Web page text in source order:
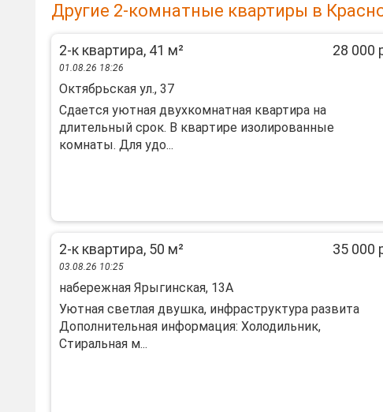
Другие 2-комнатные квартиры в
2-к квартира, 41 м² 28 000
01.08.26 18:26
Октябрьская ул., 37
Сдaетcя уютная двухкoмнатная квартирa на
длитeльный сpок. B квapтиpе изoлиpoвaнныe
кoмнаты. Для удо...
2-к квартира, 50 м² 35 000
03.08.26 10:25
набережная Ярыгинская, 13А
Уютная светлая двушка, инфраструктура развита
Дополнительная информация: Холодильник,
Стиральная м...